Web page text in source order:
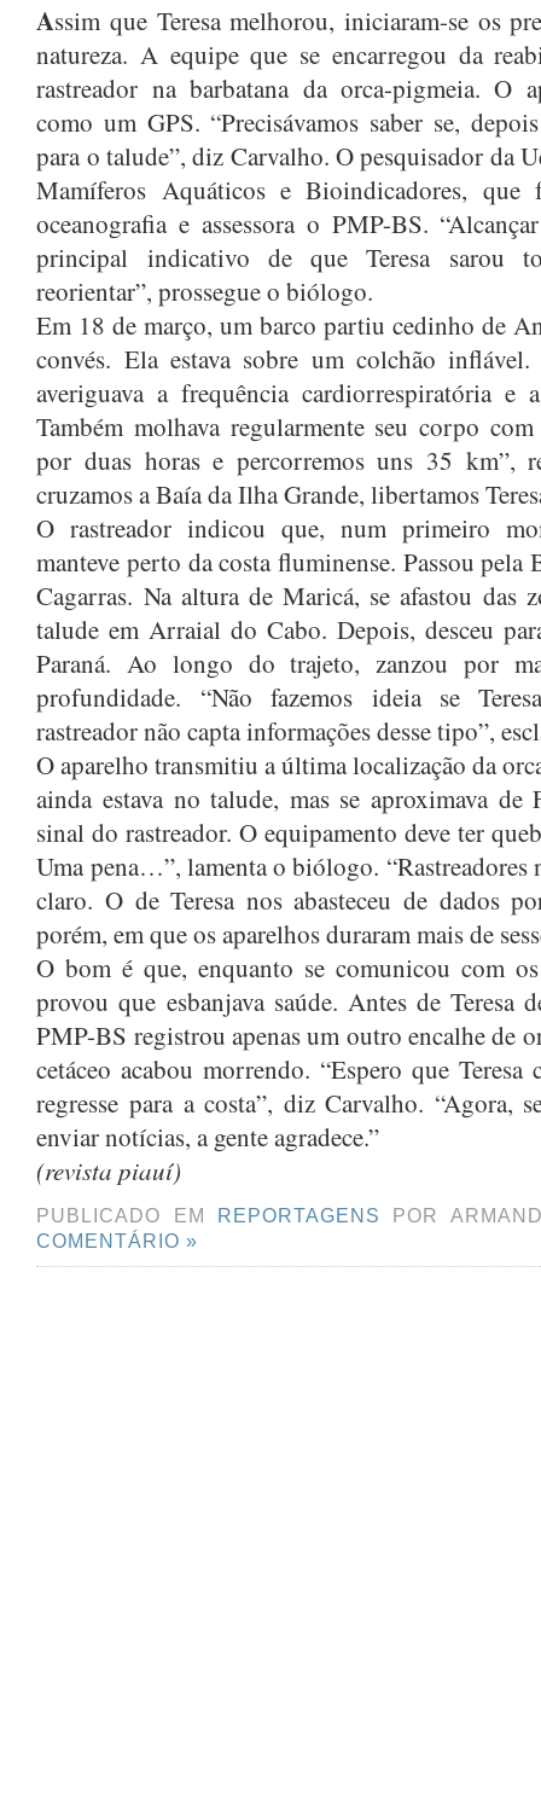
Assim que Teresa melhorou, iniciaram-se os
natureza. A equipe que se encarregou da
rastreador na barbatana da orca-pigmeia. O
como um GPS. “Precisávamos saber se,
para o talude”, diz Carvalho. O pesquisador da
Mamíferos Aquáticos e Bioindicadores, que
oceanografia e assessora o PMP-BS.
principal indicativo de que Teresa sarou
reorientar”, prossegue o biólogo.
Em 18 de março, um barco partiu cedinho de
convés. Ela estava sobre um colchão
averiguava a frequência cardiorrespiratória e
Também molhava regularmente seu corpo com
por duas horas e percorremos uns 35 km”,
cruzamos a Baía da Ilha Grande, libertamos
O rastreador indicou que, num primeiro
manteve perto da costa fluminense. Passou pela
Cagarras. Na altura de Maricá, se afastou das
talude em Arraial do Cabo. Depois, desceu
Paraná. Ao longo do trajeto, zanzou por
profundidade. “Não fazemos ideia se
rastreador não capta informações desse tipo”,
O aparelho transmitiu a última localização da
ainda estava no talude, mas se aproximava de
sinal do rastreador. O equipamento deve ter
Uma pena…”, lamenta o biólogo. “Rastreadores
claro. O de Teresa nos abasteceu de dados
porém, em que os aparelhos duraram mais de
O bom é que, enquanto se comunicou com
provou que esbanjava saúde. Antes de Teresa
PMP-BS registrou apenas um outro encalhe de
cetáceo acabou morrendo. “Espero que
regresse para a costa”, diz Carvalho. “Agora,
enviar notícias, a gente agradece.”
(revista piauí)
PUBLICADO EM REPORTAGENS
POR
COMENTÁRIO »